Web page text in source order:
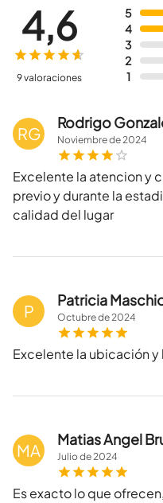
5
4
3
2
1
4,6
9 valoraciones
RG
Rodrigo
Noviembrede2024
Excelente la atencion y
previo y durante la
calidad del lugar
P
Patricia
Octubrede2024
Excelente la ubicación
MA
Matias Angel
Juliode2024
Es exacto lo que